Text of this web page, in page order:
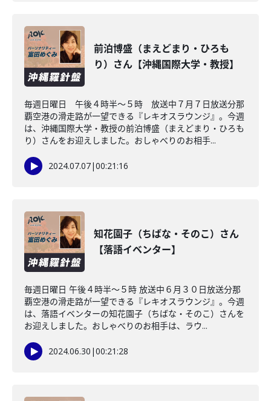
前泊博盛（まえどまり・ひろも
り）さん【沖縄国際大学・教授】
毎週日曜日 午後４時半～５時 放送中７月７日放送分那
覇空港の滑走路が一望できる『レキオスラウンジ』。今週
は、沖縄国際大学・教授の前泊博盛（まえどまり・ひろも
り）さんをお迎えしました。おしゃべりのお相手...
2024.07.07|00:21:16
知花園子（ちばな・そのこ）さん
【落語イベンター】
毎週日曜日 午後４時半～５時 放送中６月３０日放送分那
覇空港の滑走路が一望できる『レキオスラウンジ』。今週
は、落語イベンターの知花園子（ちばな・そのこ）さんを
お迎えしました。おしゃべりのお相手は、ラウ...
2024.06.30 |00:21:28